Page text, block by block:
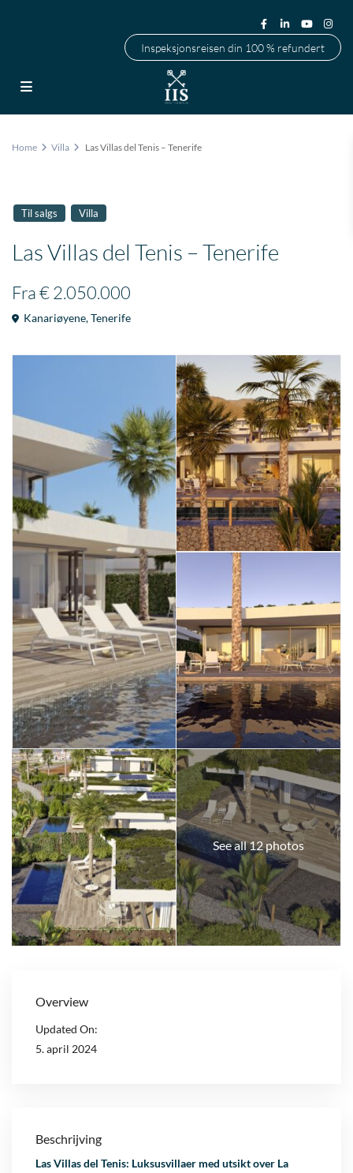
Inspeksjonsreisen din 100 % refundert
Home Villa Las Villas del Tenis – Tenerife
Til salgs Villa
Las Villas del Tenis – Tenerife
Fra€ 2.050.000
Kanariøyene,Tenerife
See all 12 photos
Overview
Updated On:
5. april 2024
Beschrijving
Las Villas del Tenis: Luksusvillaer med utsikt over La